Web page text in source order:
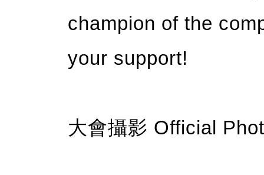
champion of the
your support!
大會攝影 Official